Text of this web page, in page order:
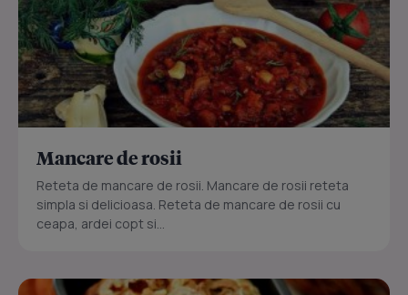
Mancare de rosii
Reteta de mancare de rosii. Mancare de rosii reteta
simpla si delicioasa. Reteta de mancare de rosii cu
ceapa, ardei copt si...